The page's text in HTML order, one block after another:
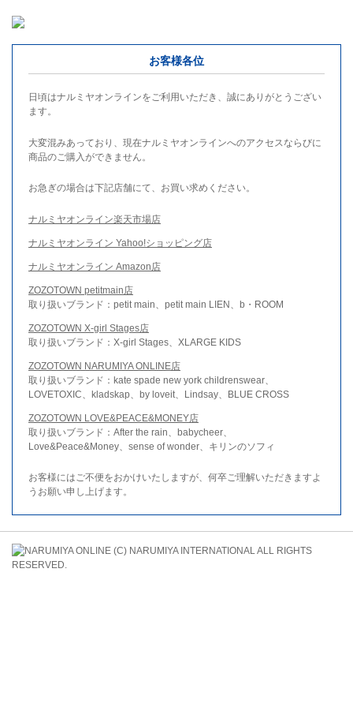
お客様各位
日頃はナルミヤオンラインをご利用いただき、誠にありがとうござい
ます。
大変混みあっており、現在ナルミヤオンラインへのアクセスならびに
商品のご購入ができません。
お急ぎの場合は下記店舗にて、お買い求めください。
ナルミヤオンライン楽天市場店
ナルミヤオンライン Yahoo!ショッピング店
ナルミヤオンライン Amazon店
ZOZOTOWN petitmain店
取り扱いブランド：petit main、petit main LIEN、b・ROOM
ZOZOTOWN X-girl Stages店
取り扱いブランド：X-girl Stages、XLARGE KIDS
ZOZOTOWN NARUMIYA ONLINE店
取り扱いブランド：kate spade new york childrenswear、
LOVETOXIC、kladskap、by loveit、Lindsay、BLUE CROSS
ZOZOTOWN LOVE&PEACE&MONEY店
取り扱いブランド：After the rain、babycheer、
Love&Peace&Money、sense of wonder、キリンのソフィ
お客様にはご不便をおかけいたしますが、何卒ご理解いただきますよ
うお願い申し上げます。